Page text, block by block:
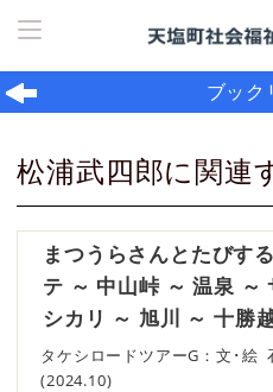
ホーム
ブック
松浦武四郎に関連
まつうらさんとたびす
テ ～ 中山峠 ～ 温泉 ～
シカリ ～ 旭川 ～ 十勝
タケシロードツアーG：文･絵
(2024.10)